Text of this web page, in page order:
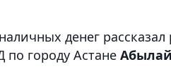
денег рассказал
по городу Астане